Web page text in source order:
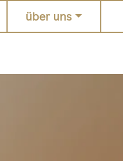
über uns